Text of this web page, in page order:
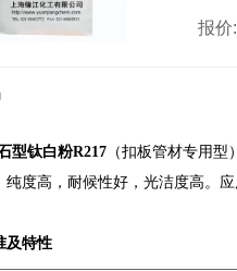
报价:
型钛白粉R217 （扣板管材专用
纯度高，耐候性好，光洁度高。
及特性